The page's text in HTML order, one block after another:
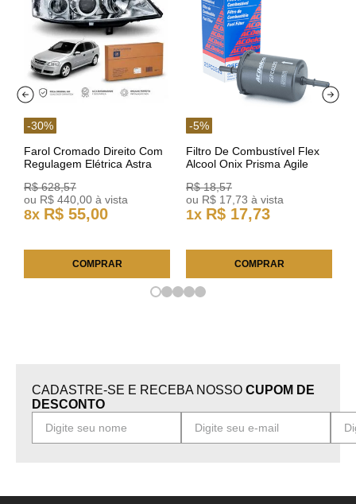
-30%
Farol Cromado Direito Com
Regulagem Elétrica Astra
R$ 628,57
ou R$ 440 00 à vista
8x R$ 55,00
COMPRAR
-5%
Filtro De Combustível Flex
Alcool Onix Prisma Agile
25FC0225 ACDelco
R$ 18,57
ou R$ 17 73 à vista
1x R$ 17,73
COMPRAR
CADASTRE-SE E RECEBA NOSSO CUPOM DE
DESCONTO